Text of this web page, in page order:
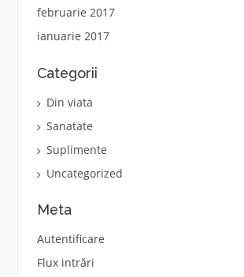
februarie 2017
ianuarie 2017
Categorii
Din viata
Sanatate
Suplimente
Uncategorized
Meta
Autentificare
Flux intrări